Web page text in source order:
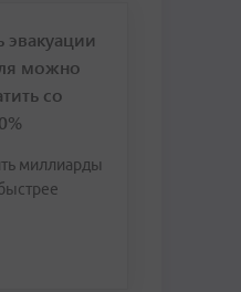
эвакуации
можно
со
миллиарды